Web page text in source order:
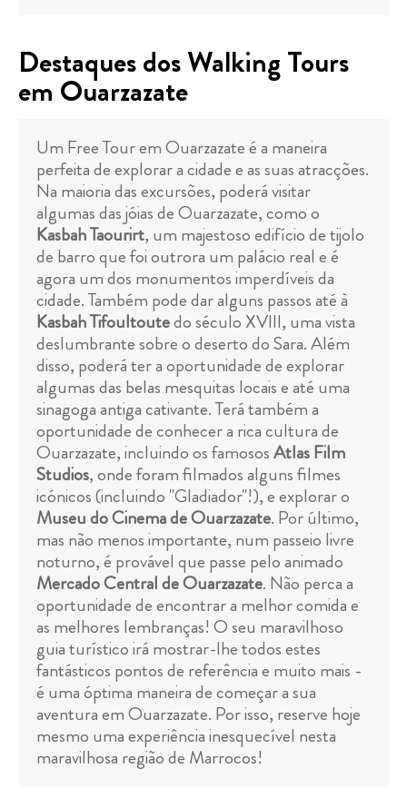
Destaques dos Walking Tours
em Ouarzazate
Um Free Tour em Ouarzazate é a maneira
perfeita de explorar a cidade e as suas atracções.
Na maioria das excursões, poderá visitar
algumas das jóias de Ouarzazate, como o
Kasbah Taourirt, um majestoso edifício de tijolo
de barro que foi outrora um palácio real e é
agora um dos monumentos imperdíveis da
cidade. Também pode dar alguns passos até à
Kasbah Tifoultoutedo século XVIII, uma vista
deslumbrante sobre o deserto do Sara. Além
disso, poderá ter a oportunidade de explorar
algumas das belas mesquitas locais e até uma
sinagoga antiga cativante. Terá também a
oportunidade de conhecer a rica cultura de
Ouarzazate, incluindo os famososAtlas Film
Studios, onde foram filmados alguns filmes
icónicos (incluindo "Gladiador"!), e explorar o
Museu do Cinema de Ouarzazate. Por último,
mas não menos importante, num passeio livre
noturno, é provável que passe pelo animado
Mercado Central de Ouarzazate. Não perca a
oportunidade de encontrar a melhor comida e
as melhores lembranças! O seu maravilhoso
guia turístico irá mostrar-lhe todos estes
fantásticos pontos de referência e muito mais -
é uma óptima maneira de começar a sua
aventura em Ouarzazate. Por isso, reserve hoje
mesmo uma experiência inesquecível nesta
maravilhosa região de Marrocos!